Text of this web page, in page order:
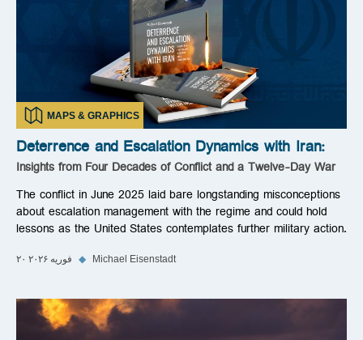
MAPS & GRAPHICS
Deterrence and Escalation Dynamics with Iran:
Insights from Four Decades of Conflict and a Twelve-Day War
The conflict in June 2025 laid bare longstanding misconceptions
about escalation management with the regime and could hold
lessons as the United States contemplates further military action.
۲۰ فوریه ۲۰۲۶ ◆ Michael Eisenstadt